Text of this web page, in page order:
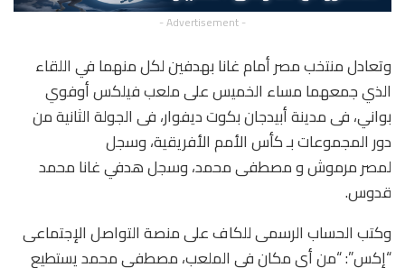
- Advertisement -
وتعادل منتخب مصر أمام غانا بهدفين لكل منهما في اللقاء
الذي جمعهما مساء الخميس على ملعب فيلكس أوفوي
بواني، فى مدينة أبيدجان بكوت ديفوار، فى الجولة الثانية من
دور المجموعات بـ كأس الأمم الأفريقية، وسجل
لمصر مرموش و مصطفى محمد، وسجل هدفي غانا محمد
قدوس.
وكتب الحساب الرسمى للكاف على منصة التواصل الإجتماعى
“إكس”: “من أي مكان في الملعب، مصطفي محمد يستطيع